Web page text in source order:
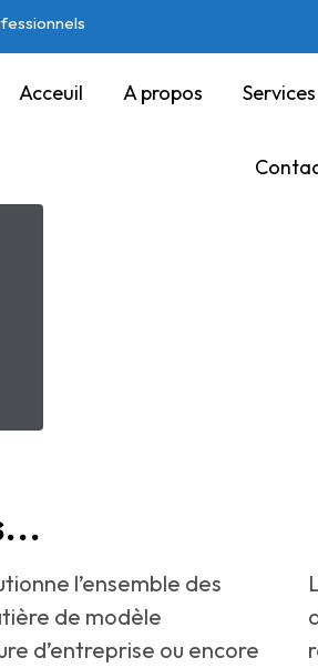
Acceuil A propos Services
l’ensemble des
de modèle
d’entreprise ou encore